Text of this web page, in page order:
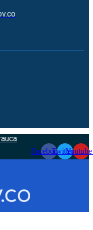
FacebookTwitterYoutube